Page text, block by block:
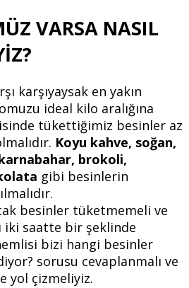
VARSA NASIL
karşıyaysak en yakın
ideal kilo aralığına
tükettiğimiz besinler az
Koyu kahve, soğan,
brokoli,
gibi besinlerin
besinler tüketmemeli ve
iki saatte bir şeklinde
bizi hangi besinler
sorusu cevaplanmalı ve
yol çizmeliyiz.